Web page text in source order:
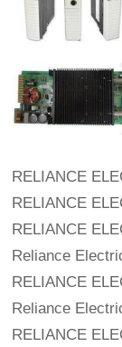
RELIANCE
RELIANCE
RELIANCE
Reliance
RELIANCE
Reliance
RELIANCE